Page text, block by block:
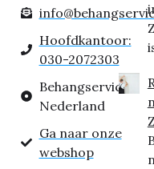
Hoofdkantoor:
030-2072303
Behangservice
Nederland
Ga naar onze
webshop